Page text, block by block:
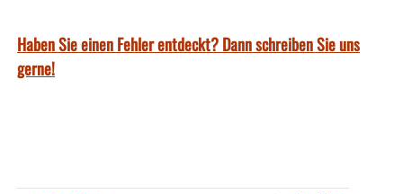
Haben Sie einen Fehler entdeckt? Dann schreiben Sie uns
gerne!